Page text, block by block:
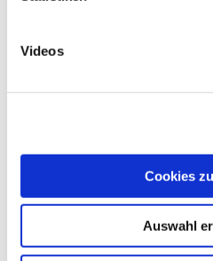
Videos
Cookies
Auswahl
Anwendung des
keine
Das Arzneimittel darf
wenn Sie allergisch
einen der sonstigen
Arzneimittels sind.
wenn Sie in der